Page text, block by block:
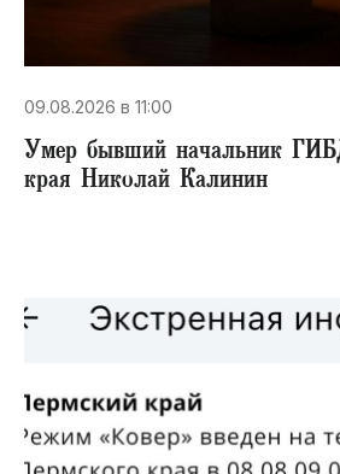
09.08.2026 в 11:00
Умер бывший начальник
края Николай Калинин